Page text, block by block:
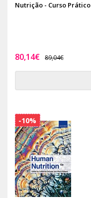
Nutrição - Curso Prático
80,14€ 89,04€
-10%